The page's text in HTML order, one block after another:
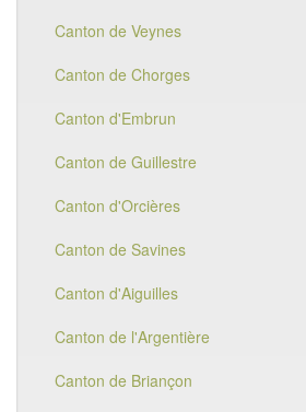
Canton de Veynes
Canton de Chorges
Canton d'Embrun
Canton de Guillestre
Canton d'Orcières
Canton de Savines
Canton d'Aiguilles
Canton de l'Argentière
Canton de Briançon